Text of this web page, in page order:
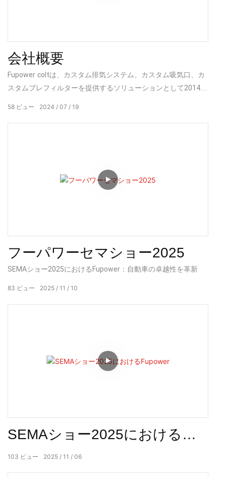
会社概要
Fupower coltは、カスタム排気システム、カスタム吸気口、カ
スタムプレフィルターを提供するソリューションとして2014年
ディーゼル、スバル、アウディ、BMWの乗用車、UTV、ポラリ
ス、Can-AmのATV、スノーモービル、ヤマハ、シードゥーの
2024 07 19
58 ビュー
フーパワーセマショー2025
SEMAショー2025におけるFupower：自動車の卓越性を革新
2025 11 10
83 ビュー
SEMAショー2025における
Fupower
2025 11 06
103 ビュー